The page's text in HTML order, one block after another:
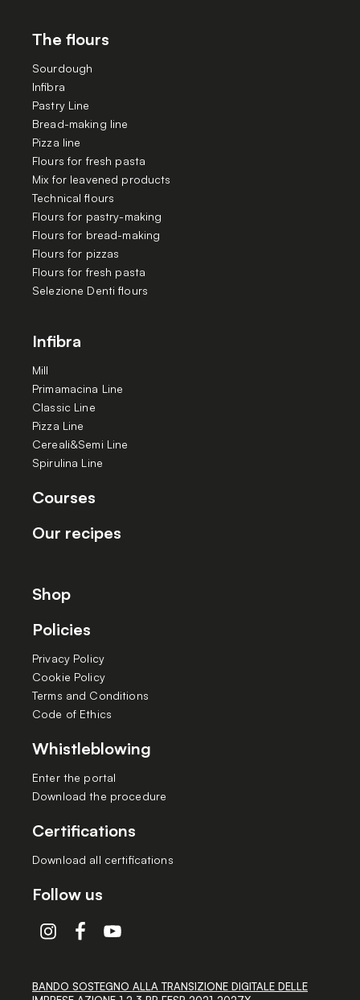
The flours
Sourdough
Infibra
Pastry Line
Bread-making line
Pizza line
Flours for fresh pasta
Mix for leavened products
Technical flours
Flours for pastry-making
Flours for bread-making
Flours for pizzas
Flours for fresh pasta
Selezione Denti flours
Infibra
Mill
Primamacina Line
Classic Line
Pizza Line
Cereali&Semi Line
Spirulina Line
Courses
Our recipes
Shop
Policies
Privacy Policy
Cookie Policy
Terms and Conditions
Code of Ethics
Whistleblowing
Enter the portal
Download the procedure
Certifications
Download all certifications
Follow us
BANDO SOSTEGNO ALLA TRANSIZIONE DIGITALE DELLE